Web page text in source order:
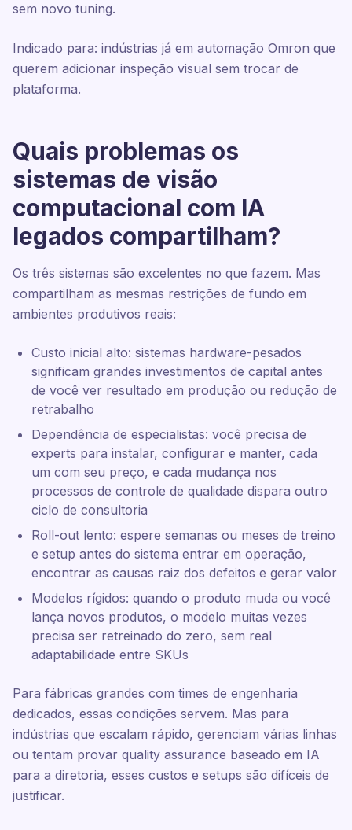
sem novo tuning.
Indicado para: indústrias já em automação Omron que
querem adicionar inspeção visual sem trocar de
plataforma.
Quais problemas os
sistemas de visão
computacional com IA
legados compartilham?
Os três sistemas são excelentes no que fazem. Mas
compartilham as mesmas restrições de fundo em
ambientes produtivos reais:
Custo inicial alto: sistemas hardware-pesados
significam grandes investimentos de capital antes
de você ver resultado em produção ou redução de
retrabalho
Dependência de especialistas: você precisa de
experts para instalar, configurar e manter, cada
um com seu preço, e cada mudança nos
processos de controle de qualidade dispara outro
ciclo de consultoria
Roll-out lento: espere semanas ou meses de treino
e setup antes do sistema entrar em operação,
encontrar as causas raiz dos defeitos e gerar valor
Modelos rígidos: quando o produto muda ou você
lança novos produtos, o modelo muitas vezes
precisa ser retreinado do zero, sem real
adaptabilidade entre SKUs
Para fábricas grandes com times de engenharia
dedicados, essas condições servem. Mas para
indústrias que escalam rápido, gerenciam várias linhas
ou tentam provar quality assurance baseado em IA
para a diretoria, esses custos e setups são difíceis de
justificar.